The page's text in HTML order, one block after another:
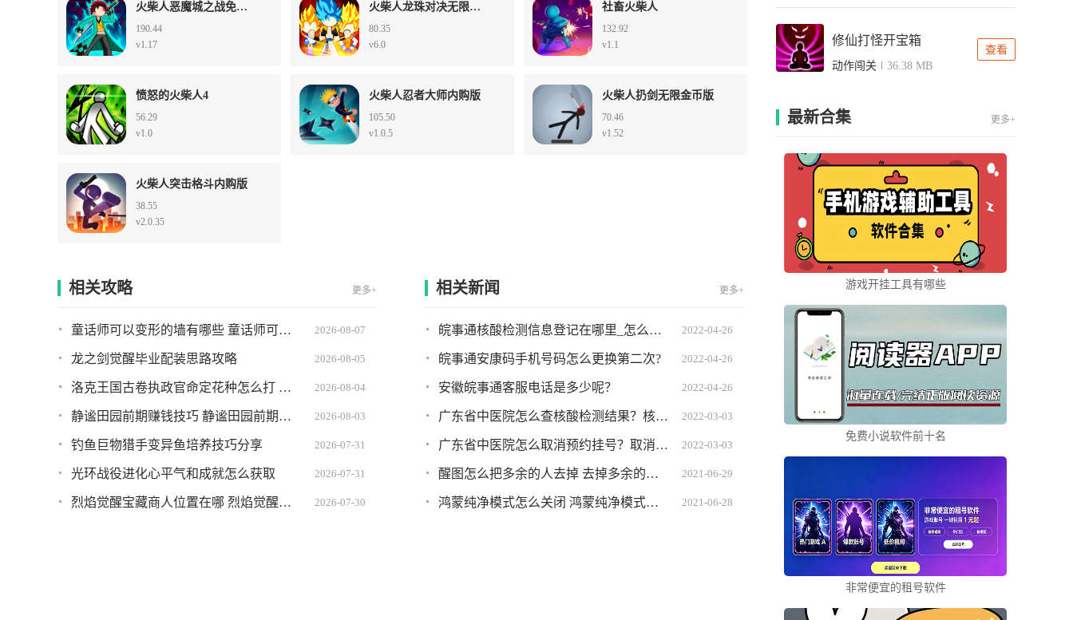
火柴人恶魔城之战免内购版
190.44
v1.17
火柴人龙珠对决无限金币版
80.35
v6.0
社畜火柴人
132.92
v1.1
愤怒的火柴人4
56.29
v1.0
火柴人忍者大师内购版
105.50
v1.0.5
火柴人扔剑无限金币版
70.46
v1.52
火柴人突击格斗内购版
38.55
v2.0.35
相关攻略 更多+
童话师可以变形的墙有哪些 童话师可以变形的墙推荐 2026-08-07
龙之剑觉醒毕业配装思路攻略 2026-08-05
洛克王国古卷执政官命定花种怎么打 古卷执政官命定花种打法攻略 2026-08-04
静谧田园前期赚钱技巧 静谧田园前期如何快速赚到钱 2026-08-03
钓鱼巨物猎手变异鱼培养技巧分享 2026-07-31
光环战役进化心平气和成就怎么获取 2026-07-31
烈焰觉醒宝藏商人位置在哪 烈焰觉醒宝藏商人坐标 2026-07-30
相关新闻 更多+
皖事通核酸检测信息登记在哪里_怎么弄?详细图文教程 2022-04-26
皖事通安康码手机号码怎么更换第二次? 2022-04-26
安徽皖事通客服电话是多少呢？ 2022-04-26
广东省中医院怎么查核酸检测结果？核酸检测结果查询方法 2022-03-03
广东省中医院怎么取消预约挂号？取消挂号方法 2022-03-03
醒图怎么把多余的人去掉 去掉多余的人教程分享 2021-06-29
鸿蒙纯净模式怎么关闭 鸿蒙纯净模式关不掉怎么办 2021-06-28
修仙打怪开宝箱
动作闯关 36.38 MB
查看
最新合集 更多+
游戏开挂工具有哪些
免费小说软件前十名
非常便宜的租号软件